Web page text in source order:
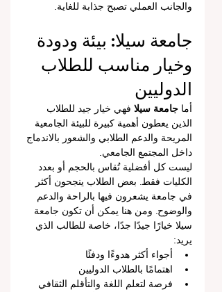
والجانب العملي تصبح جذابة للغاية.
جامعة سيلا: بيئة ودودة
وخيار مناسب للطلاب
الدوليين
أما جامعة سيلا فهي خيار جيد للطلاب
الذين يعطون أهمية كبيرة للبيئة الجامعية
المريحة والدعم الطلابي والشعور بالاندماج
داخل المجتمع الجامعي.
ليست كل أفضلية تُقاس بالحجم أو بعدد
الكليات فقط. بعض الطلاب ينجحون أكثر
في جامعة يشعرون فيها بالراحة والدعم
والوضوح. ومن هنا يمكن أن تكون جامعة
سيلا خيارًا جيدًا جدًا، خاصة للطالب الذي
يريد:
أجواء أكثر هدوءًا ودفئًا
اهتمامًا بالطلاب الدوليين
فرصة لتعلم اللغة والتأقلم الثقافي